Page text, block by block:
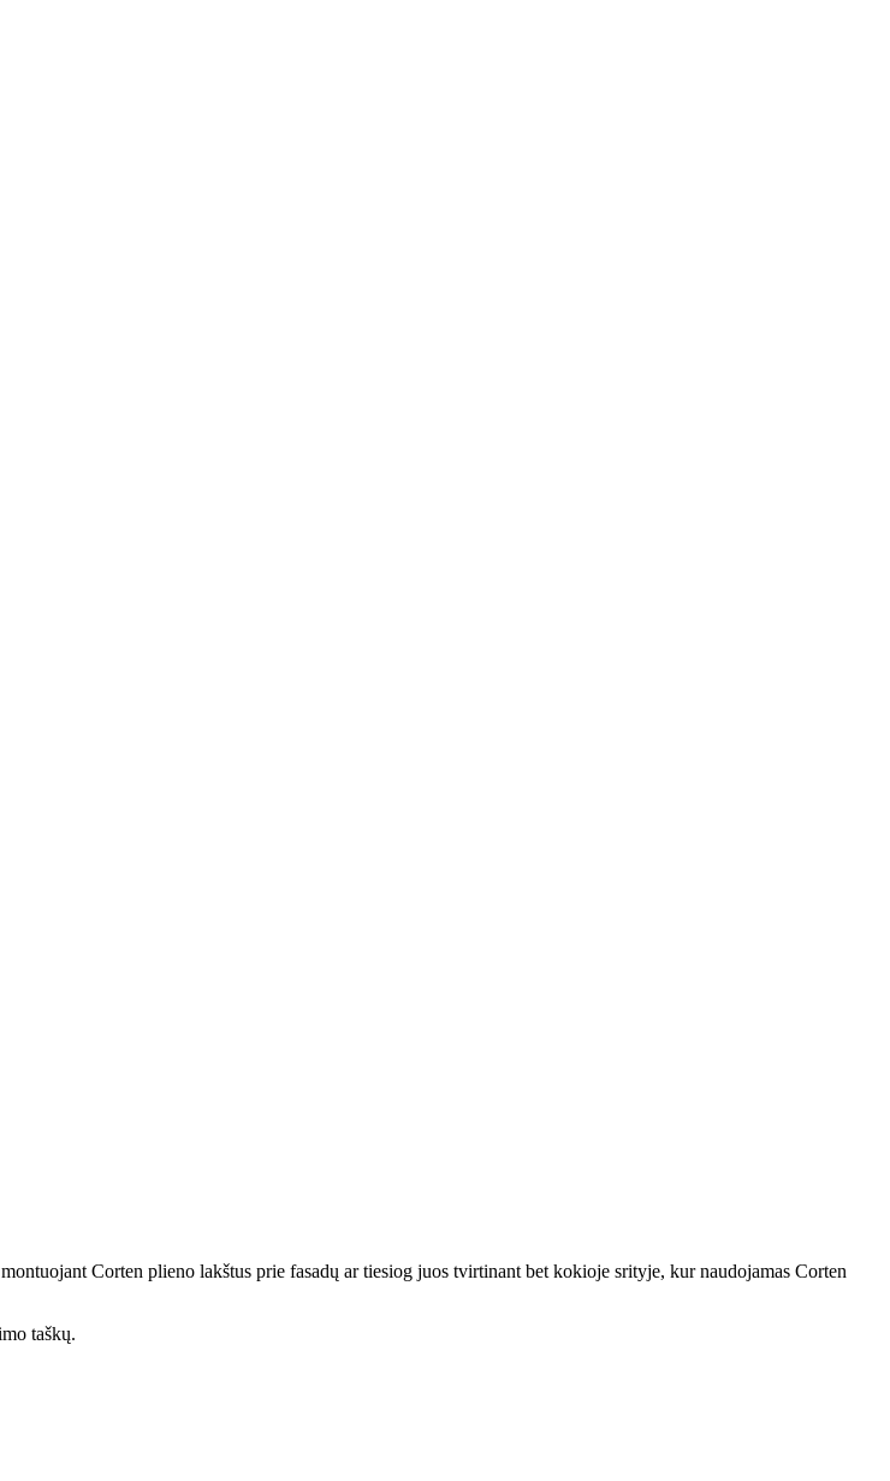
Corten plieno lakštus prie fasadų ar tiesiog juos tvirtinant bet kokioje srityje, kur naudojamas Corten
taškų.